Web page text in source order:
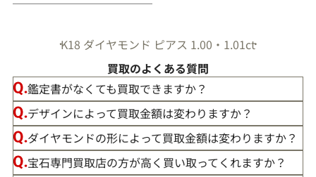
K18 ダイヤモンド ピアス 1.00・1.01ct
買取のよくある質問
鑑定書がなくても買取できますか？
デザインによって買取金額は変わりますか？
ダイヤモンドの形によって買取金額は変わりますか？
宝石専門買取店の方が高く買い取ってくれますか？